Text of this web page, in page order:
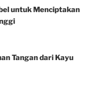
untuk Menciptakan
Tangan dari Kayu